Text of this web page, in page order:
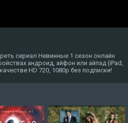
сериал Невинные 1 сезон онлайн
андроид, айфон или айпад (iPad,
HD 720, 1080p без подписки!